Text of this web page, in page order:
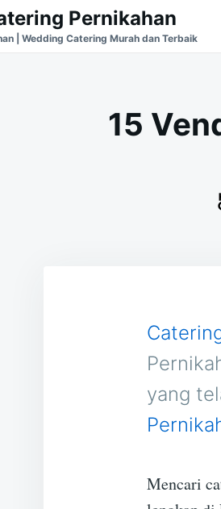
Pernikahan
| Wedding Catering Murah dan Terbaik
15
yang
Mencari